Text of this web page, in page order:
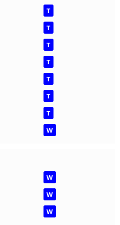
T
T
T
T
T
T
T
W
W
W
W